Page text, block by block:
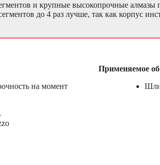
и крупные высокопрочные алмазы
до 4 раз лучше, так как корпус
на момент
Применяемое